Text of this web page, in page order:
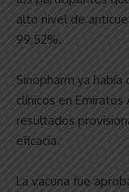
alto nivel de
99,52%.
Sinopharm ya había
clínicos en Emiratos
resultados
eficacia.
La vacuna fue